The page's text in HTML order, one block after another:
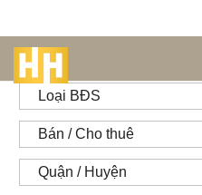
Loại BĐS
Bán / Cho thuê
Quận / Huyện